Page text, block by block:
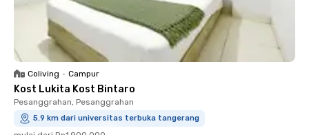
Coliving • Campur
Kost Lukita Kost Bintaro
Pesanggrahan, Pesanggrahan
5.9 km dari universitas terbuka tangerang